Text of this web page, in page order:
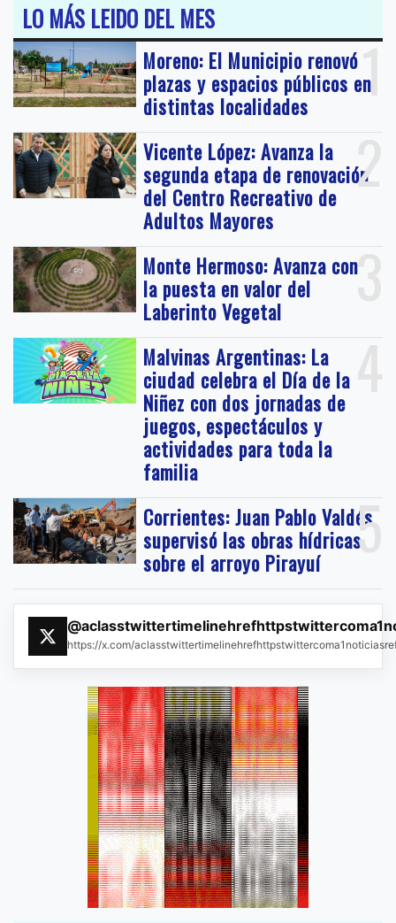
LO MÁS LEIDO DEL MES
1
Moreno: El Municipio renovó
plazas y espacios públicos en
distintas localidades
2
Vicente López: Avanza la
segunda etapa de renovación
del Centro Recreativo de
Adultos Mayores
3
Monte Hermoso: Avanza con
la puesta en valor del
Laberinto Vegetal
4
Malvinas Argentinas: La
ciudad celebra el Día de la
Niñez con dos jornadas de
juegos, espectáculos y
actividades para toda la
familia
5
Corrientes: Juan Pablo Valdés
supervisó las obras hídricas
sobre el arroyo Pirayuí
https://x.com/